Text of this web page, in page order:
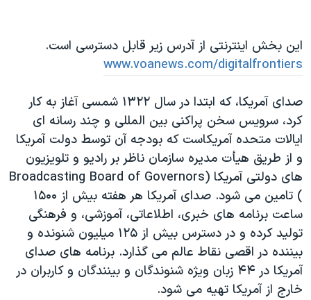
اين بخش اينترنتی از آدرس زير قابل دسترسی است.
www.voanews.com/digitalfrontiers
صدای آمريکا، که ابتدا در سال ۱۳۲۲ شمسی آغاز به کار
کرد، سرويس سخن پراکنی بين المللی و چند رسانه ای
ايالات متحده آمريکاست که بودجه آن توسط دولت آمريکا
و از طريق هیأت مدیره سازمان ناظر بر راديو و تلويزيون
های دولتی آمریکا (Broadcasting Board of Governors
) تامين می شود. صدای آمريکا هر هفته بيش از ۱۵۰۰
ساعت برنامه های خبری، اطلاعاتی، آموزشی، و فرهنگی
توليد کرده و در دسترس بيش از ۱۲۵ ميليون شنونده و
بيننده در اقصی نقاط عالم می گذارد. برنامه های صدای
آمريکا در ۴۴ زبان ويژه شنوندگان و بينندگان و کاربران در
خارج از آمريکا تهيه می شود.